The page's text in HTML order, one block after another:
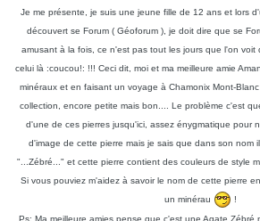
Je me présente, je suis une jeune fille de 12 ans et lors
découvert se Forum ( Géoforum ), je doit dire que se
amusant à la fois, ce n'est pas tout les jours que l'on voit
celui là :coucou!: !!! Ceci dit, moi et ma meilleure amie
minéraux et en faisant un voyage à Chamonix Mont-
collection, encore petite mais bon.... Le problème c'est
d'une de ces pierres jusqu'ici, assez énygmatique pour
d'image de cette pierre mais je sais que dans son nom
"...Zébré..." et cette pierre contient des couleurs de style
Si vous pouviez m'aidez à savoir le nom de cette pierre
un minérau
!
Ps: Ma meilleure amies pense que c'est une Agate Zébré